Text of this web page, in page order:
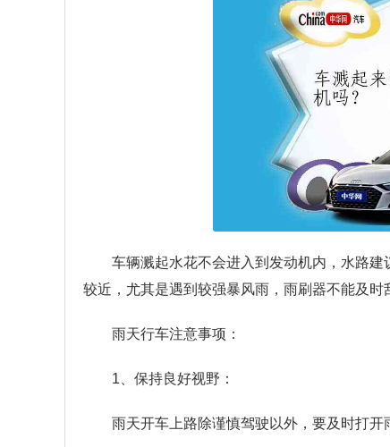
车辆溅起水花不会进入到发动机内，水路
较近，尤其是遇到较强暴风雨，雨刷器不能及时
雨天行车注意事项：
1、保持良好视野：
雨天开车上路除谨慎驾驶以外，要及时打开